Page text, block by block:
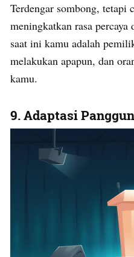
Terdengar sombong, tetapi
meningkatkan rasa
saat ini kamu adalah
melakukan apapun, dan
kamu.
9. Adaptasi